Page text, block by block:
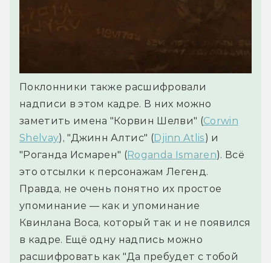
Поклонники также расшифровали
надписи в этом кадре. В них можно
заметить имена "Корвин Шелви" (Corwin
Shelvay), "Джинн Алтис" (Djinn Atlis) и
"Роганда Исмарен" (Roganda Ismaren). Всё
это отсылки к персонажам Легенд.
Правда, не очень понятно их простое
упоминание — как и упоминание
Квинлана Воса, который так и не появился
в кадре. Ещё одну надпись можно
расшифровать как "Да пребудет с тобой